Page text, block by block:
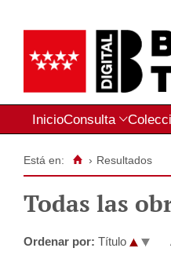
InicioConsulta
Está en: › Resultados
Todas las
Ordenar por: Título